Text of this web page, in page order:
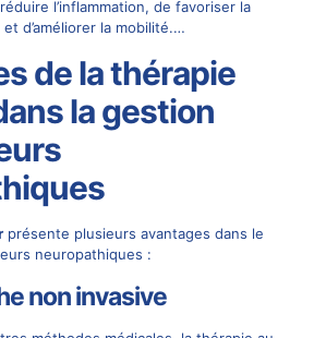
l’inflammation, de favoriser la
d’améliorer la mobilité.…
de la thérapie
la gestion
présente plusieurs avantages dans le
neuropathiques :
non invasive